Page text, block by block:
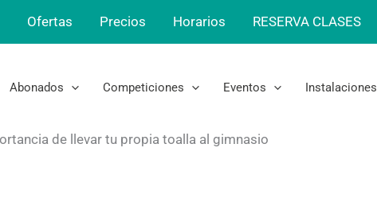
Ofertas Precios Horarios RESERVA CLASES
Abonados Competiciones Eventos Instalaciones
de llevar tu propia toalla al gimnasio